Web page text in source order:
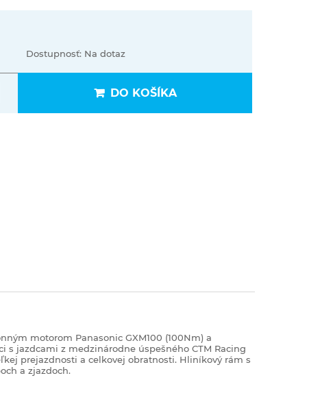
Dostupnosť: Na dotaz
DO KOŠÍKA
motorom Panasonic GXM100 (100Nm) a
s jazdcami z medzinárodne úspešného CTM Racing
prejazdnosti a celkovej obratnosti. Hliníkový rám s
a zjazdoch.